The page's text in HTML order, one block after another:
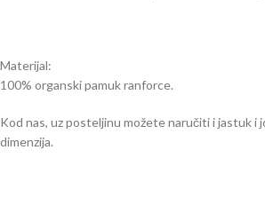
Materijal:
100% organski pamuk ranforce.
Kod nas, uz posteljinu možete naručiti i jastuk i
dimenzija.